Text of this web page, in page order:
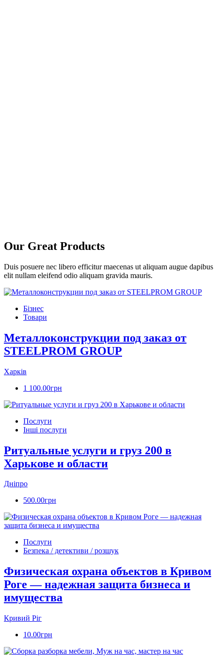
Our Great Products
Duis posuere nec libero efficitur maecenas ut aliquam augue dapibus
elit nullam eleifend odio aliquam gravida mauris.
Бізнес
Товари
Металлоконструкции под заказ от
STEELPROM GROUP
Харків
1 100.00грн
Послуги
Інші послуги
Ритуальные услуги и груз 200 в
Харькове и области
Дніпро
500.00грн
Послуги
Безпека / детективи / розшук
Физическая охрана объектов в Кривом
Роге — надежная защита бизнеса и
имущества
Кривий Ріг‎
10.00грн